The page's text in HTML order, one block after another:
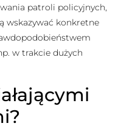
patroli policyjnych,
wskazywać konkretne
w trakcie dużych